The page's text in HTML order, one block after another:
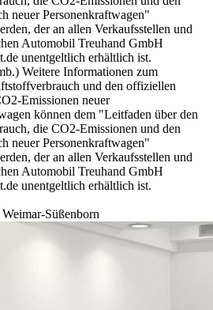
neuer Personenkraftwagen"
der an allen Verkaufsstellen und
Automobil Treuhand GmbH
unentgeltlich erhältlich ist.
Weitere Informationen zum
und den offiziellen
Emissionen neuer
können dem "Leitfaden über den
die CO2-Emissionen und den
neuer Personenkraftwagen"
der an allen Verkaufsstellen und
Automobil Treuhand GmbH
unentgeltlich erhältlich ist.
Süßenborn